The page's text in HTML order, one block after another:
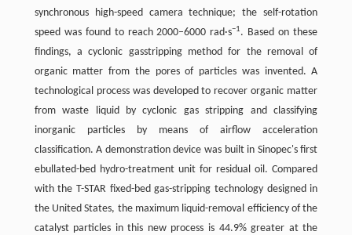
synchronous high-speed camera technique; the self-rotation
speed was found to reach 2000–6000 rad·s−1. Based on these
findings, a cyclonic gasstripping method for the removal of
organic matter from the pores of particles was invented. A
technological process was developed to recover organic matter
from waste liquid by cyclonic gas stripping and classifying
inorganic particles by means of airflow acceleration
classification. A demonstration device was built in Sinopec's first
ebullated-bed hydro-treatment unit for residual oil. Compared
with the T-STAR fixed-bed gas-stripping technology designed in
the United States, the maximum liquid-removal efficiency of the
catalyst particles in this new process is 44.9% greater at the